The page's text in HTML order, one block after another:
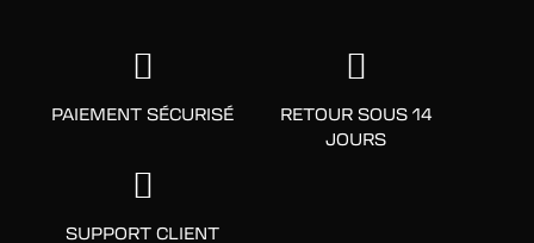
PAIEMENT SÉCURISÉ
RETOUR SOUS 14
JOURS
SUPPORT CLIENT